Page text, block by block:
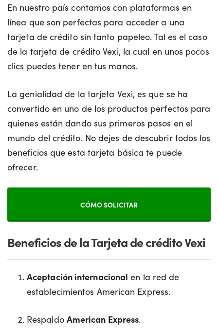
En nuestro país contamos con plataformas en
línea que son perfectas para acceder a una
tarjeta de crédito sin tanto papeleo. Tal es el caso
de la tarjeta de crédito Vexi, la cual en unos pocos
clics puedes tener en tus manos.
La genialidad de la tarjeta Vexi, es que se ha
convertido en uno de los productos perfectos para
quienes están dando sus primeros pasos en el
mundo del crédito. No dejes de descubrir todos los
beneficios que esta tarjeta básica te puede
ofrecer.
CÓMO SOLICITAR
Beneficios de la Tarjeta de crédito Vexi
Aceptación internacional en la red de
establecimientos American Express.
Respaldo American Express.